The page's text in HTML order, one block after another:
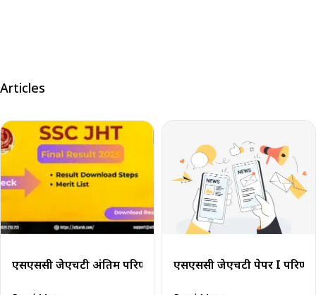
Articles
एसएससी जेएचटी अंतिम परिणाम पीडीएफ 2025 डाउनलोड करें:
एसएससी जेएचटी पेपर I परिणाम